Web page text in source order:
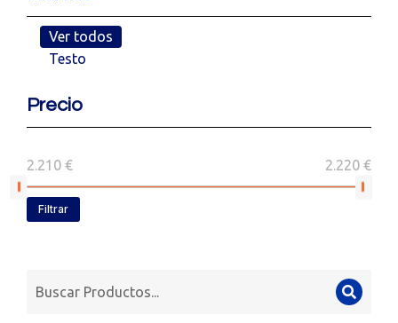
Ver todos
Testo
Precio
2.210 € 2.220 €
Filtrar